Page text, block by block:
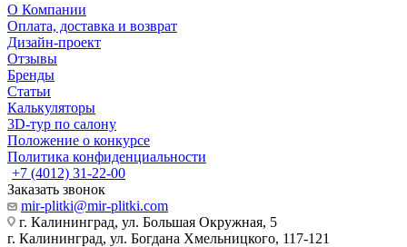
О Компании
Оплата, доставка и возврат
Дизайн-проект
Отзывы
Бренды
Статьи
Калькуляторы
3D-тур по салону
Положение о конкурсе
Политика конфиденциальности
+7 (4012) 31-22-00
Заказать звонок
mir-plitki@mir-plitki.com
г. Калининград, ул. Большая Окружная, 5
г. Калининград, ул. Богдана Хмельницкого, 117-121